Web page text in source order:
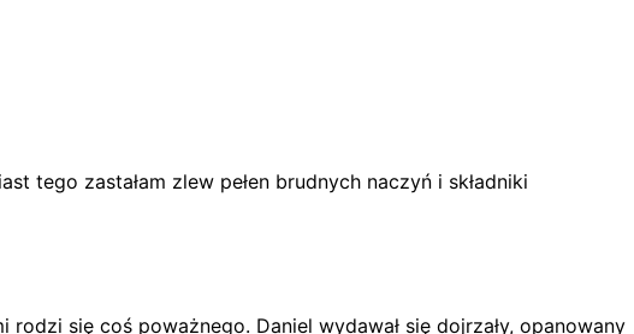
tego zastałam zlew pełen brudnych naczyń i składniki
się coś poważnego. Daniel wydawał się dojrzały, opanowany